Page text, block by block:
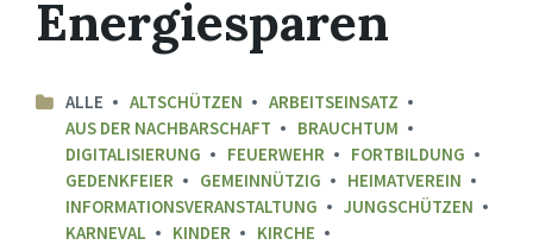
Energiesparen
ALLE ALTSCHÜTZEN
ARBEITSEINSATZ
AUS DER NACHBARSCHAFT
BRAUCHTUM
DIGITALISIERUNG
FEUERWEHR
FORTBILDUNG
GEDENKFEIER
GEMEINNÜTZIG
HEIMATVEREIN
INFORMATIONSVERANSTALTUNG
JUNGSCHÜTZEN
KARNEVAL
KINDER
KIRCHE